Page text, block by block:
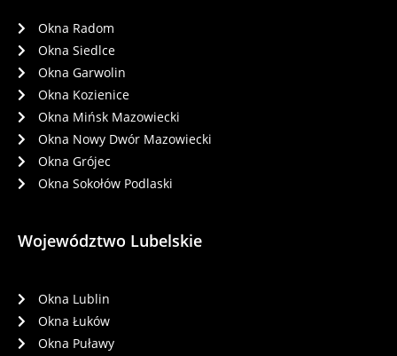
Okna Radom
Okna Siedlce
Okna Garwolin
Okna Kozienice
Okna Mińsk Mazowiecki
Okna Nowy Dwór Mazowiecki
Okna Grójec
Okna Sokołów Podlaski
Województwo Lubelskie
Okna Lublin
Okna Łuków
Okna Puławy